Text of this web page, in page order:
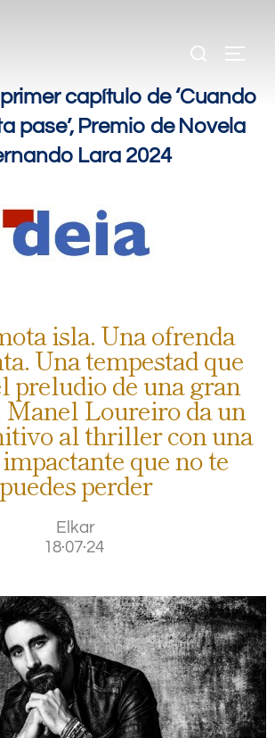
capítulo de ‘Cuando
pase’, Premio de Novela
Lara 2024
isla. Una ofrenda
Una tempestad que
preludio de una gran
Manel Loureiro da un
al thriller con una
que no te
puedes perder
Elkar
18·07·24